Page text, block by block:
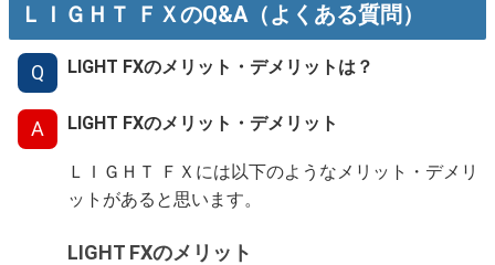
ＬＩＧＨＴ ＦＸのQ&A（よくある質問）
Q LIGHT FXのメリット・デメリットは？
A LIGHT FXのメリット・デメリット
ＬＩＧＨＴ ＦＸには以下のようなメリット・デメリ
ットがあると思います。
LIGHT FXのメリット